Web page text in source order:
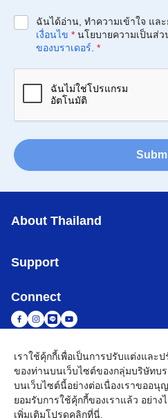
ฉันได้อ่าน, ทำความเข้าใจ แล
เงื่อนไข * นโยบายความเป็นส่ว
ของบราเดอร์ *
About Thailand
Support
Connect
Thailand เครือข่าย Brother ทั่วโลก
นโยบายความเป็นส่วนตัว เงื่อนไขการใช้งาน
เราใช้คุ้กกี้เพื่อเป็นการปรับแต่งและ
ของท่านบนเว็บไซต์ของกลุ่มบริษัทบ
บนเว็บไซต์นี้อย่างต่อเนื่องเราขออนุ
ยอมรับการใช้คุ้กกี้ของเราแล้ว อย่า
เพิ่มเติมโปรดคลิกที่นี่